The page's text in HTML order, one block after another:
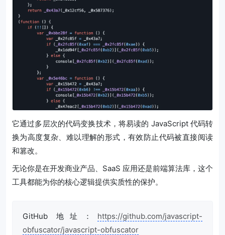
它通过多层次的代码变换技术，将易读的 JavaScript 代码转
换为高度复杂、难以理解的形式，有效防止代码被直接阅读
和篡改。
无论你是在开发商业产品、SaaS 应用还是前端算法库，这个
工具都能为你的核心逻辑提供实质性的保护。
GitHub 地址： https://github.com/javascript-
obfuscator/javascript-obfuscator